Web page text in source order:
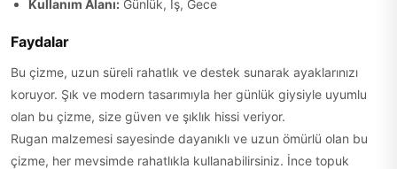
Kullanım Alanı: Günlük, İş, Gece
Faydalar
Bu çizme, uzun süreli rahatlık ve destek sunarak ayaklarınızı
koruyor. Şık ve modern tasarımıyla her günlük giysiyle uyumlu
olan bu çizme, size güven ve şıklık hissi veriyor.
Rugan malzemesi sayesinde dayanıklı ve uzun ömürlü olan bu
çizme, her mevsimde rahatlıkla kullanabilirsiniz. İnce topuk